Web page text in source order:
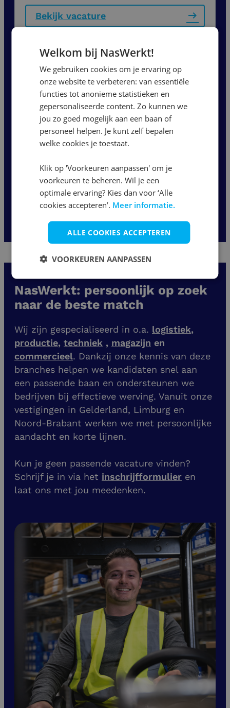
Bekijk vacature
Installatiemonteur |
Dagdienst
Nijmegen
4500 per maand
36 - 40 uur
Bekijk vacature
NasWerkt: persoonlijk op zoek
naar de beste match
Wij zijn gespecialiseerd in o.a. logistiek,
productie, techniek , magazijn en
commercieel. Dankzij onze kennis van deze
branches helpen we kandidaten snel aan
een passende baan en ondersteunen we
bedrijven bij effectieve werving. Vanuit onze
vestigingen in Gelderland, Limburg en
Noord-Brabant werken we met persoonlijke
aandacht en korte lijnen.
Kun je geen passende vacature vinden?
Schrijf je in via het inschrijfformulier en
laat ons met jou meedenken.
Welkom bij NasWerkt!
We gebruiken cookies om je ervaring op
onze website te verbeteren: van essentiële
functies tot anonieme statistieken en
gepersonaliseerde content. Zo kunnen we
jou zo goed mogelijk aan een baan of
personeel helpen. Je kunt zelf bepalen
welke cookies je toestaat.
Klik op 'Voorkeuren aanpassen' om je
voorkeuren te beheren. Wil je een
optimale ervaring? Kies dan voor ‘Alle
cookies accepteren’. Meer informatie.
ALLE COOKIES ACCEPTEREN
VOORKEUREN AANPASSEN